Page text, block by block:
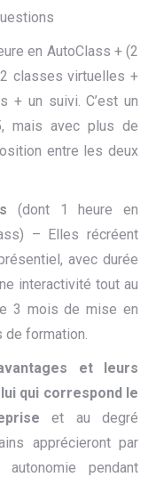
en AutoClass + (2
classes virtuelles +
+ un suivi. C’est un
mais avec plus de
entre les deux
(dont 1 heure en
– Elles récréent
avec durée
interactivité tout au
3 mois de mise en
de formation.
et leurs
qui correspond le
et au degré
apprécieront par
pendant